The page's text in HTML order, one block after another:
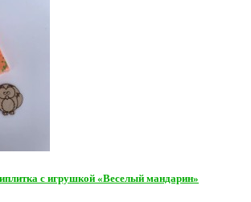
с игрушкой «Веселый мандарин»